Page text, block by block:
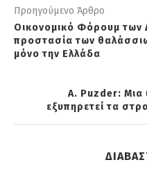
Προηγούμενο Άρθρο
Οικονομικό Φόρουμ των
προστασία των
μόνο την Ελλάδα
Α. Puzder: Μια
εξυπηρετεί τα